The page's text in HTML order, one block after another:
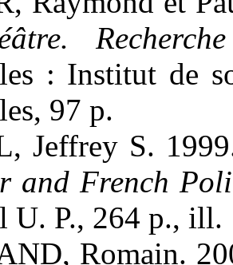
: Institut de
97 p.
Jeffrey S.
and French
U. P., 264 p., ill.
Romain.